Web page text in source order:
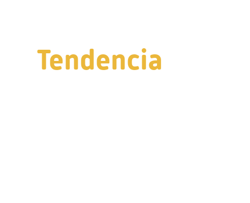
Tendencia